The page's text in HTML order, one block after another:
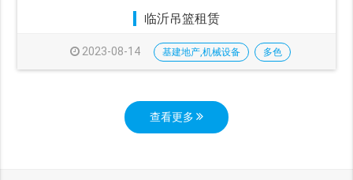
临沂吊篮租赁
2023-08-14 基建地产,机械设备 多色
查看更多